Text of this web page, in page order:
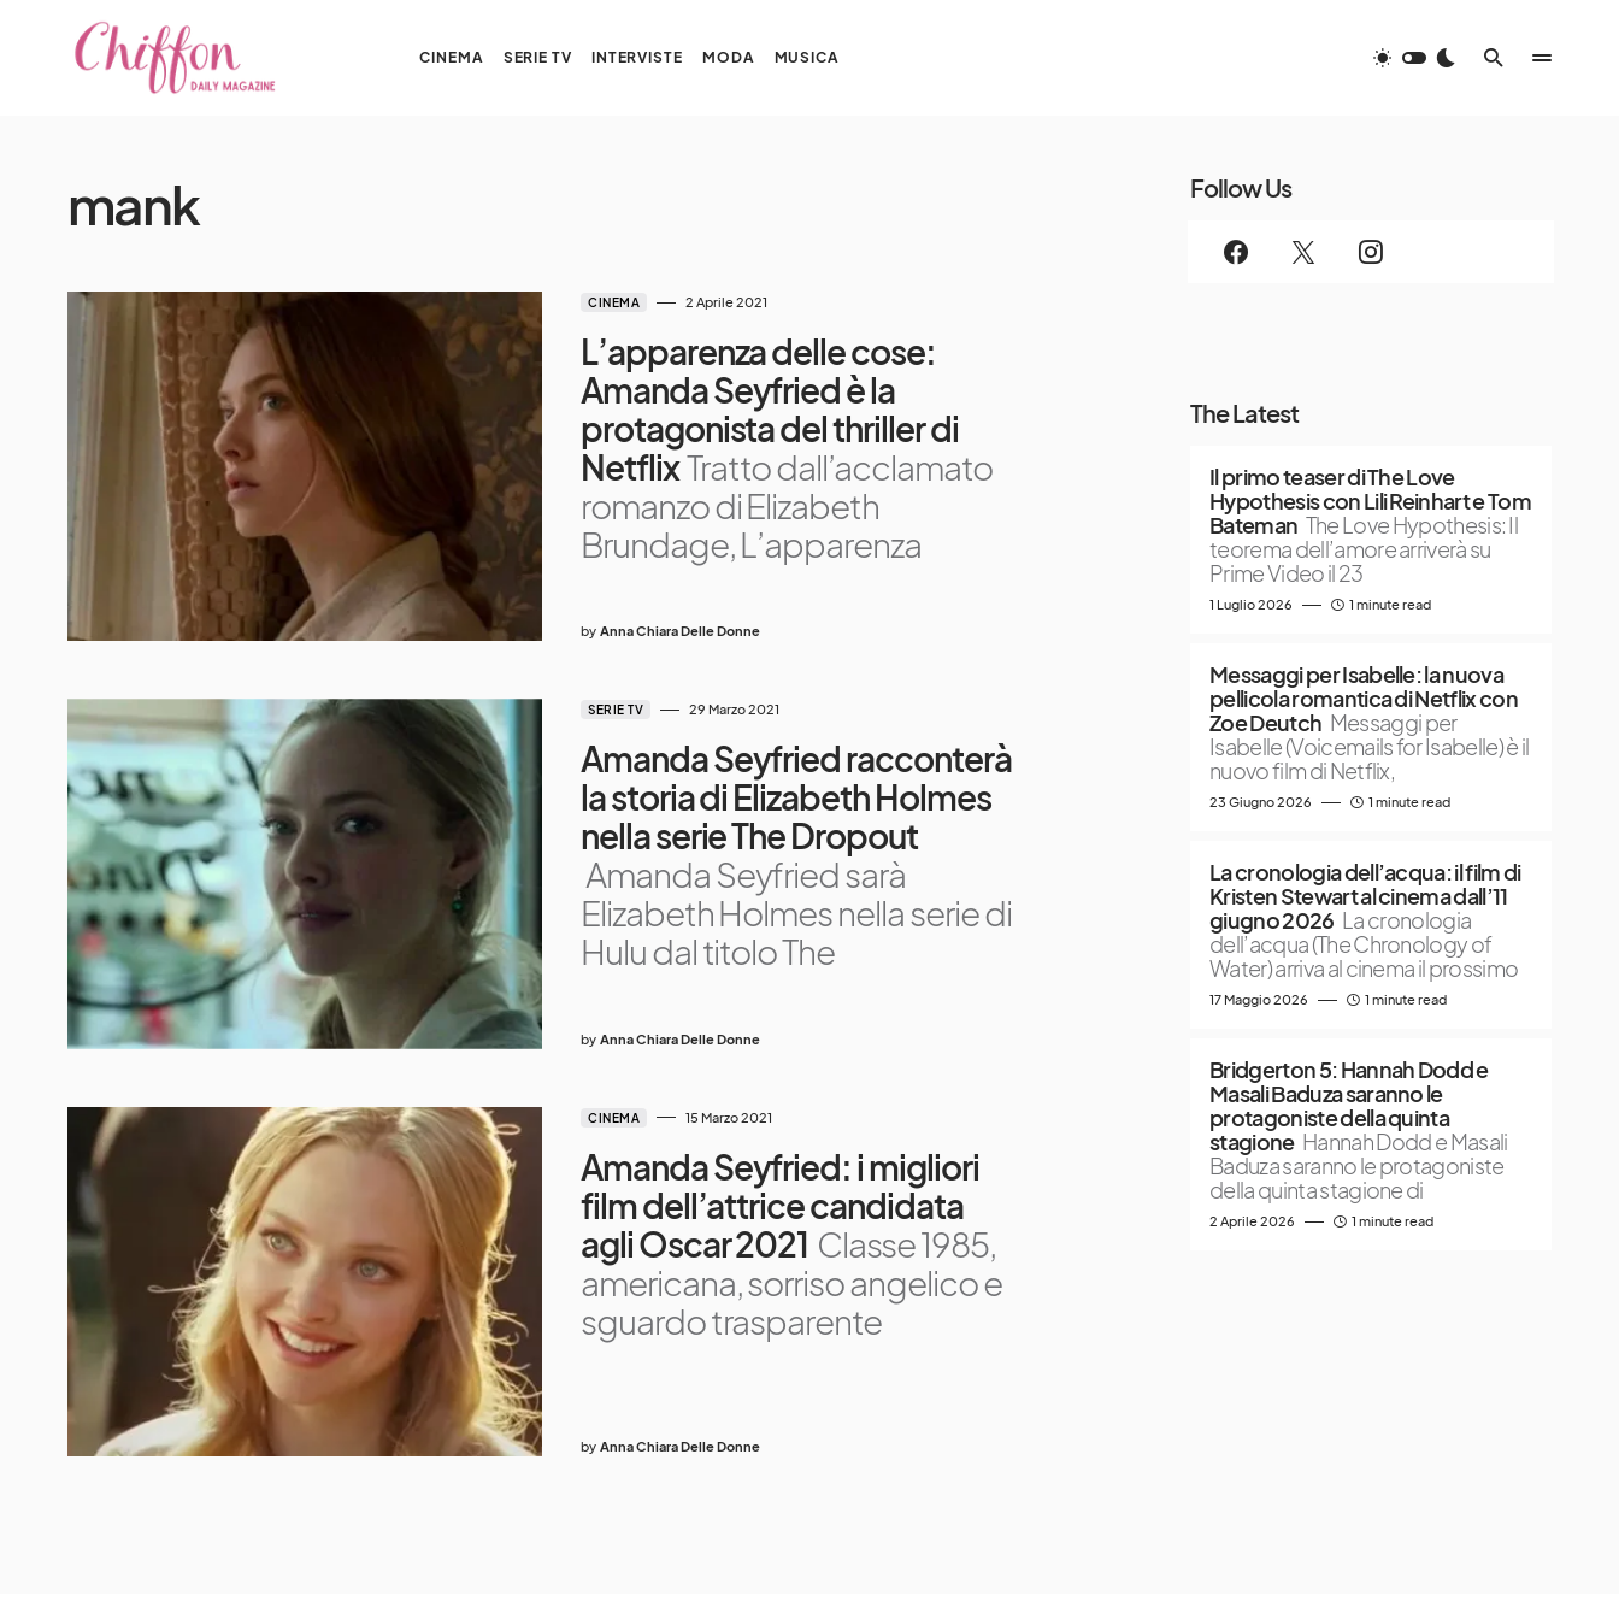
CINEMA SERIE TV INTERVISTE MODA MUSICA
mank
CINEMA 2 Aprile 2021
L’apparenza delle cose:
Amanda Seyfried è la
protagonista del thriller di
NetflixTratto dall’acclamato
romanzo di Elizabeth
Brundage, L’apparenza
by Anna Chiara Delle Donne
SERIE TV 29 Marzo 2021
Amanda Seyfried racconterà
la storia di Elizabeth Holmes
nella serie The Dropout
Amanda Seyfried sarà
Elizabeth Holmes nella serie di
Hulu dal titolo The
by Anna Chiara Delle Donne
CINEMA 15 Marzo 2021
Amanda Seyfried: i migliori
film dell’attrice candidata
agli Oscar 2021 Classe 1985,
americana, sorriso angelico e
sguardo trasparente
by Anna Chiara Delle Donne
Follow Us
The Latest
Il primo teaser di The Love
Hypothesis con Lili Reinhart e Tom
Bateman The Love Hypothesis: Il
teorema dell’amore arriverà su
Prime Video il 23
1 Luglio 2026 1 minute read
Messaggi per Isabelle: la nuova
pellicola romantica di Netflix con
Zoe Deutch Messaggi per
Isabelle (Voicemails for Isabelle) è il
nuovo film di Netflix,
23 Giugno 2026 1 minute read
La cronologia dell’acqua: il film di
Kristen Stewart al cinema dall’11
giugno 2026 La cronologia
dell’acqua (The Chronology of
Water) arriva al cinema il prossimo
17 Maggio 2026 1 minute read
Bridgerton 5: Hannah Dodd e
Masali Baduza saranno le
protagoniste della quinta
stagione Hannah Dodd e Masali
Baduza saranno le protagoniste
della quinta stagione di
2 Aprile 2026 1 minute read